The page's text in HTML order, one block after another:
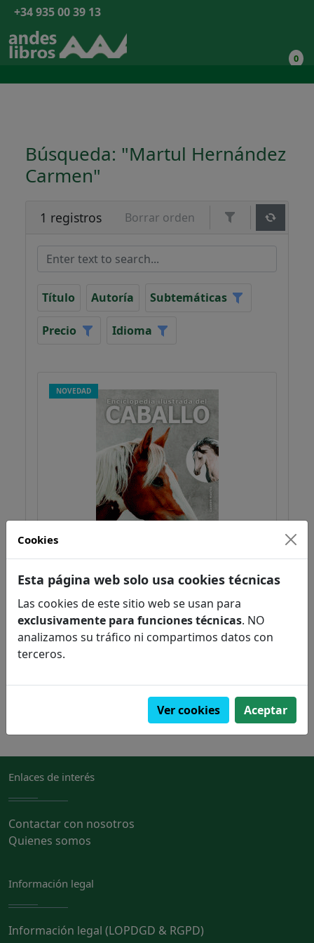
+34 935 00 39 13
0
Búsqueda: "Martul Hernández
Carmen"
1 registros Borrar orden
Título Autoría Subtemáticas
Precio Idioma
NOVEDAD
Martul Hernández, Carmen
Zoología
Zoología
Pedir PVP:14,90€
Enlaces de interés
Contactar con nosotros
Quienes somos
Información legal
Información legal (LOPDGD & RGPD)
Cookies
Esta página web solo usa cookies técnicas
Las cookies de este sitio web se usan para
exclusivamente para funciones técnicas. NO
analizamos su tráfico ni compartimos datos con
terceros.
Ver cookies Aceptar